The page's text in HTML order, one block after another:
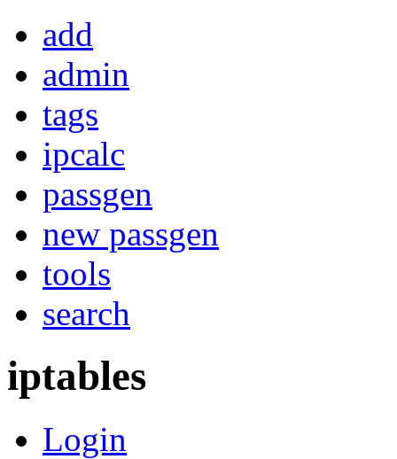
add
admin
tags
ipcalc
passgen
new passgen
tools
search
iptables
Login